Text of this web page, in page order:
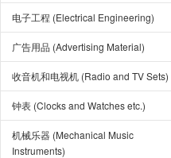
电子工程 (Electrical Engineering)
广告用品 (Advertising Material)
收音机和电视机 (Radio and TV Sets)
钟表 (Clocks and Watches etc.)
机械乐器 (Mechanical Music
Instruments)